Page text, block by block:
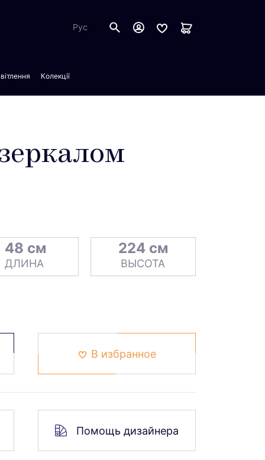
Рус
Колекції
48 см
ДЛИНА
224 см
ВЫСОТА
В избранное
Помощь дизайнера